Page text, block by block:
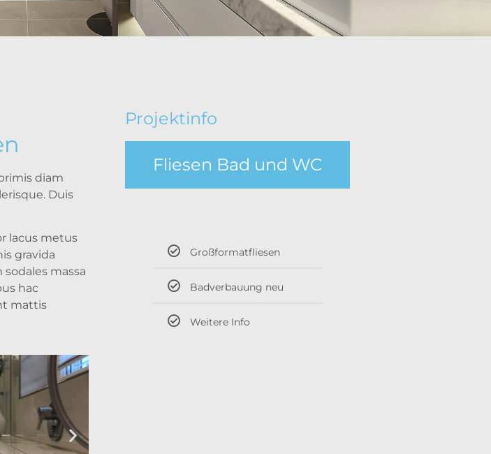
diam
Duis
lacus metus
gravida
massa
hac
mattis
Projektinfo
Fliesen Bad und WC
Großformatfliesen
Badverbauung neu
Weitere Info